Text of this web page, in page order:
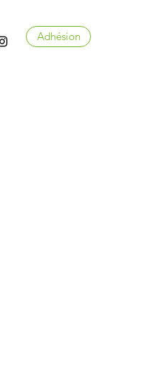
Adhésion